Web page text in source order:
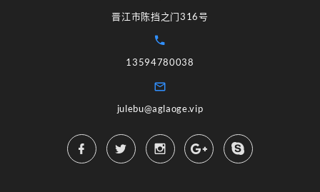
晋江市陈挡之门316号
13594780038
julebu@aglaoge.vip